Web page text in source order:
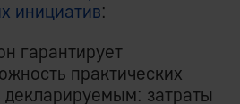
инициатив:
гарантирует
практических
декларируемым: затраты